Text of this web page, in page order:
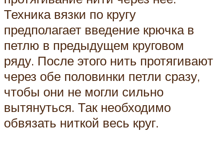
Техника вязки по кругу
предполагает введение крючка в
петлю в предыдущем круговом
ряду. После этого нить протягивают
через обе половинки петли сразу,
чтобы они не могли сильно
вытянуться. Так необходимо
обвязать ниткой весь круг.